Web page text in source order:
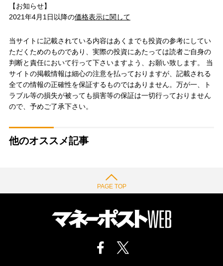
【お知らせ】
2021年4月1日以降の価格表示に関して
当サイトに記載されている内容はあくまでも投資の参考にしてい
ただくためのものであり、実際の投資にあたっては読者ご自身の
判断と責任において行って下さいますよう、お願い致します。 当
サイトの掲載情報は細心の注意を払っておりますが、記載される
全ての情報の正確性を保証するものではありません。万が一、ト
ラブル等の損失が被っても損害等の保証は一切行っておりません
ので、予めご了承下さい。
他のオススメ記事
PAGE TOP